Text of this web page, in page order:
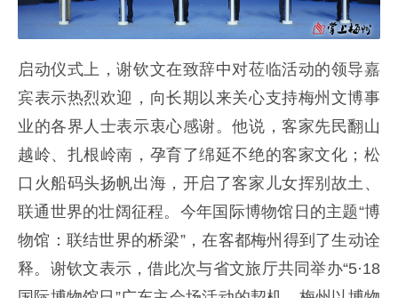
启动仪式上，谢钦文在致辞中对莅临活动的领导嘉
宾表示热烈欢迎，向长期以来关心支持梅州文博事
业的各界人士表示衷心感谢。他说，客家先民翻山
越岭、扎根岭南，孕育了绵延不绝的客家文化；松
口火船码头扬帆出海，开启了客家儿女挥别故土、
联通世界的壮阔征程。今年国际博物馆日的主题“博
物馆：联结世界的桥梁”，在客都梅州得到了生动诠
释。谢钦文表示，借此次与省文旅厅共同举办“5·18